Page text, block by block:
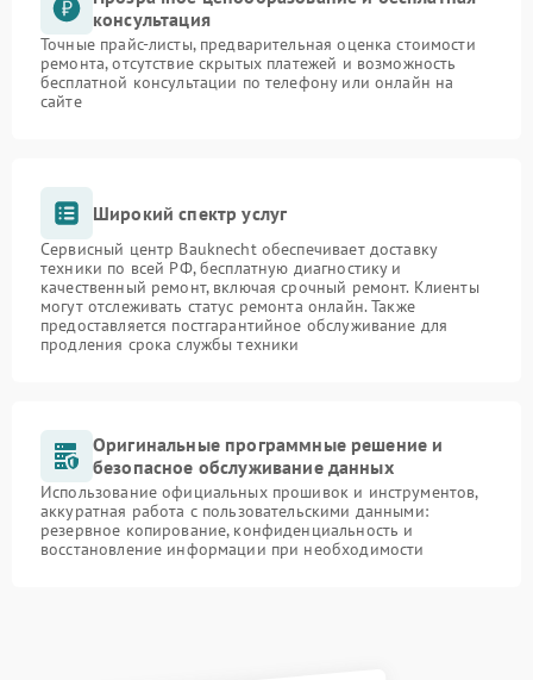
консультация
Точные прайс-листы, предварительная оценка стоимости
ремонта, отсутствие скрытых платежей и возможность
бесплатной консультации по телефону или онлайн на
сайте
Широкий спектр услуг
Сервисный центр Bauknecht обеспечивает доставку
техники по всей РФ, бесплатную диагностику и
качественный ремонт, включая срочный ремонт. Клиенты
могут отслеживать статус ремонта онлайн. Также
предоставляется постгарантийное обслуживание для
продления срока службы техники
Оригинальные программные решение и
безопасное обслуживание данных
Использование официальных прошивок и инструментов,
аккуратная работа с пользовательскими данными:
резервное копирование, конфиденциальность и
восстановление информации при необходимости